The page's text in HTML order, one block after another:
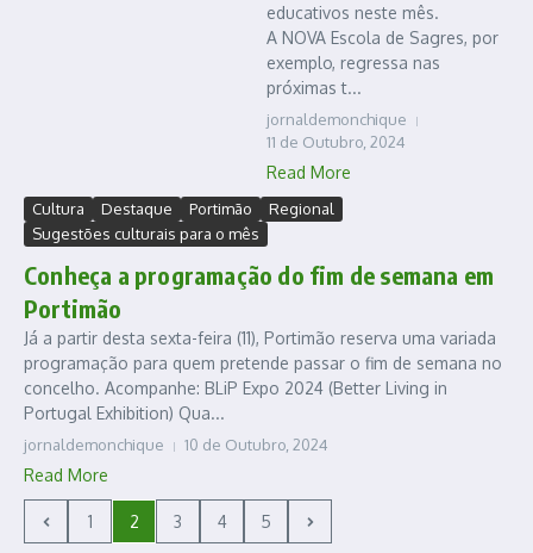
educativos neste mês.
A NOVA Escola de Sagres, por
exemplo, regressa nas
próximas t...
jornaldemonchique
11 de Outubro, 2024
Read More
Cultura Destaque Portimão
Regional
Sugestões culturais para o mês
Conheça a programação do fim de semana em
Portimão
Já a partir desta sexta-feira (11), Portimão reserva uma variada
programação para quem pretende passar o fim de semana no
concelho. Acompanhe: BLiP Expo 2024 (Better Living in
Portugal Exhibition) Qua...
jornaldemonchique 10 de Outubro, 2024
Read More
1 2 3 4 5